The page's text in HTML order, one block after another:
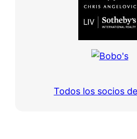
Todos los socios